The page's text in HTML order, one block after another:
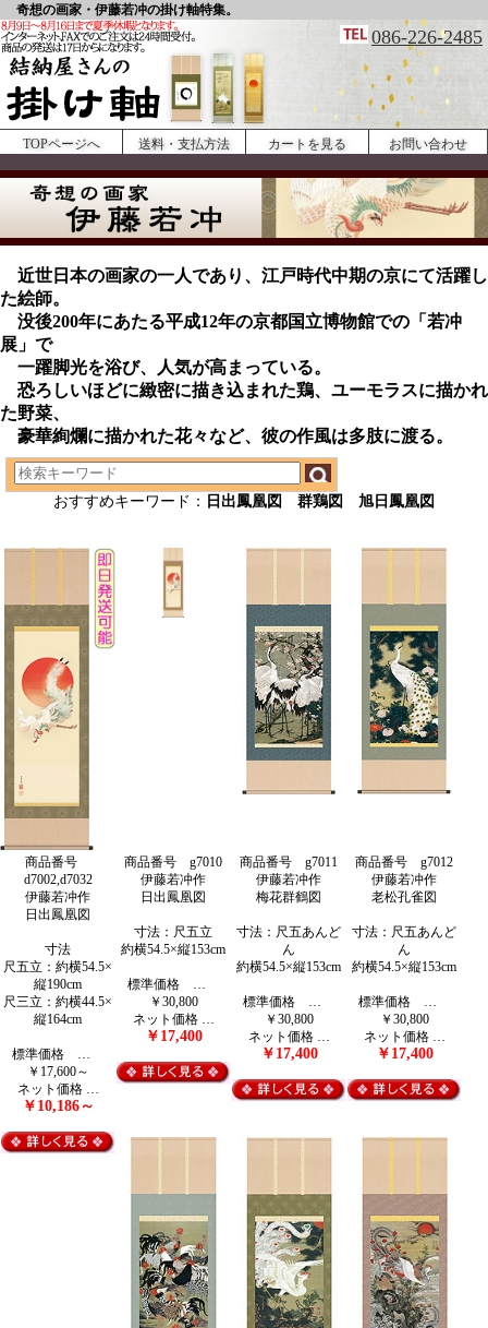
奇想の画家・伊藤若冲の掛け軸特集。
086-226-2485
TOPページへ 送料・支払方法 カートを見る お問い合わせ
近世日本の画家の一人であり、江戸時代中期の京にて活躍し
た絵師。
没後200年にあたる平成12年の京都国立博物館での「若冲
展」で
一躍脚光を浴び、人気が高まっている。
恐ろしいほどに緻密に描き込まれた鶏、ユーモラスに描かれ
た野菜、
豪華絢爛に描かれた花々など、彼の作風は多肢に渡る。
おすすめキーワード： 日出鳳凰図 群鶏図 旭日鳳凰図
商品番号
d7002,d7032
伊藤若冲作
日出鳳凰図
寸法
尺五立：約横54.5×
縦190cm
尺三立：約横44.5×
縦164cm
標準価格 …
￥17,600～
ネット価格 …
￥10,186～
商品番号 g7010
伊藤若冲作
日出鳳凰図
寸法：尺五立
約横54.5×縦153cm
標準価格 …
￥30,800
ネット価格 …
￥17,400
商品番号 g7011
伊藤若冲作
梅花群鶴図
寸法：尺五あんど
ん
約横54.5×縦153cm
標準価格 …
￥30,800
ネット価格 …
￥17,400
商品番号 g7012
伊藤若冲作
老松孔雀図
寸法：尺五あんど
ん
約横54.5×縦153cm
標準価格 …
￥30,800
ネット価格 …
￥17,400